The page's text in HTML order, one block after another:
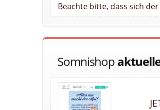
Beachte bitte, dass sich
Somnishop